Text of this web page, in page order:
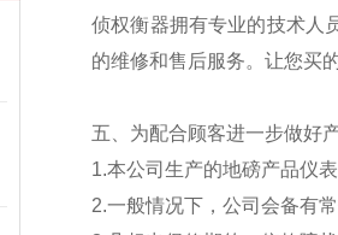
侦权衡器拥有专业的技术人
的维修和售后服务。让您买
五、为配合顾客进一步做好
1.本公司生产的地磅产品仪
2.一般情况下，公司会备有